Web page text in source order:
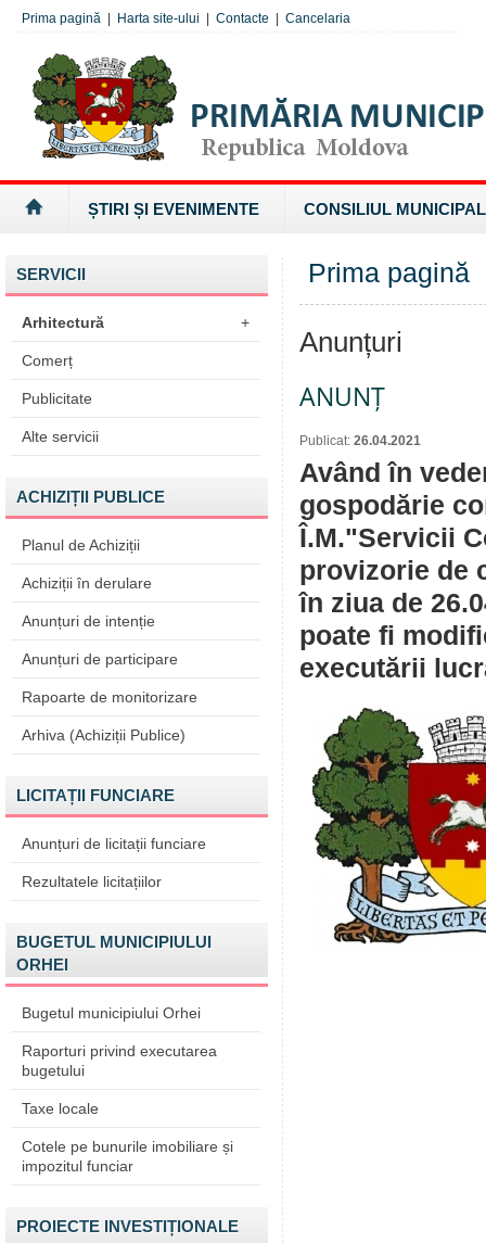
Prima pagină Harta site-ului Contacte Cancelaria
ȘTIRI ȘI EVENIMENTE CONSILIUL MUNICIPAL
SERVICII
Arhitectură +
Comerț
Publicitate
Alte servicii
ACHIZIȚII PUBLICE
Planul de Achiziții
Achiziții în derulare
Anunțuri de intenție
Anunțuri de participare
Rapoarte de monitorizare
Arhiva (Achiziții Publice)
LICITAȚII FUNCIARE
Anunțuri de licitații funciare
Rezultatele licitațiilor
BUGETUL MUNICIPIULUI
ORHEI
Bugetul municipiului Orhei
Raporturi privind executarea
bugetului
Taxe locale
Cotele pe bunurile imobiliare și
impozitul funciar
PROIECTE INVESTIȚIONALE
Prima pagină
Anunțuri
ANUNȚ
Publicat: 26.04.2021
Având în
gospodărie
Î.M."Servicii
provizorie de
în ziua de
poate fi
executării